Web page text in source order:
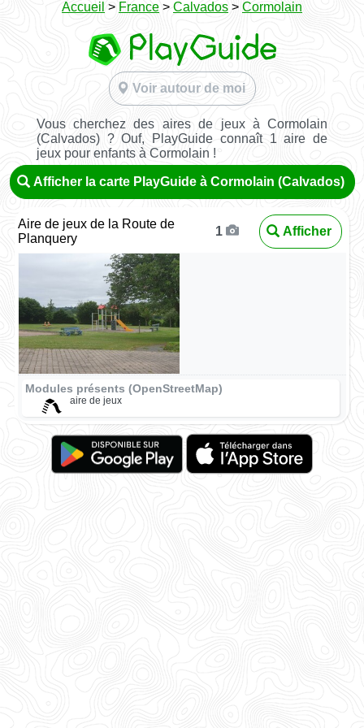
Accueil > France > Calvados > Cormolain
Voir autour de moi
Vous cherchez des aires de jeux à Cormolain
(Calvados) ? Ouf, PlayGuide connaît 1 aire de
jeux pour enfants à Cormolain !
Afficher la carte PlayGuide à Cormolain (Calvados)
Aire de jeux de la Route de
Planquery
1 Afficher
Modules présents (OpenStreetMap)
aire de jeux